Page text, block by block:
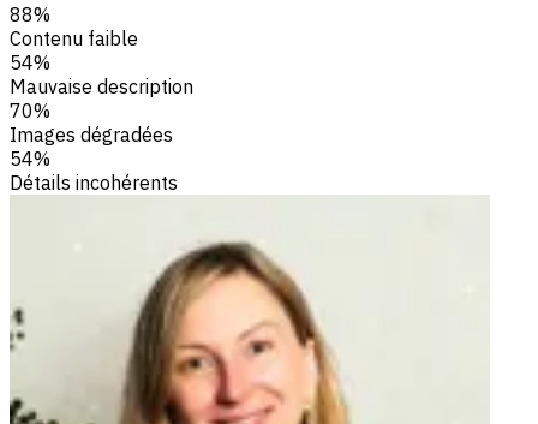
88%
Contenu faible
54%
Mauvaise description
70%
Images dégradées
54%
Détails incohérents